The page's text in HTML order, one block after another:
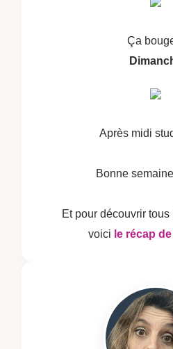
Ça
Après midi
Bonne
Et pour découvrir
voici le récap